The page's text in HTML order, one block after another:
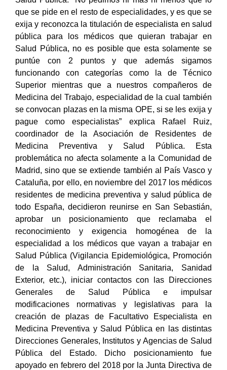
que se pide en el resto de especialidades, y es que se
exija y reconozca la titulación de especialista en salud
pública para los médicos que quieran trabajar en
Salud Pública, no es posible que esta solamente se
puntúe con 2 puntos y que además sigamos
funcionando con categorías como la de Técnico
Superior mientras que a nuestros compañeros de
Medicina del Trabajo, especialidad de la cual también
se convocan plazas en la misma OPE, si se les exija y
pague como especialistas” explica Rafael Ruiz,
coordinador de la Asociación de Residentes de
Medicina Preventiva y Salud Pública. Esta
problemática no afecta solamente a la Comunidad de
Madrid, sino que se extiende también al País Vasco y
Cataluña, por ello, en noviembre del 2017 los médicos
residentes de medicina preventiva y salud pública de
todo España, decidieron reunirse en San Sebastián,
aprobar un posicionamiento que reclamaba el
reconocimiento y exigencia homogénea de la
especialidad a los médicos que vayan a trabajar en
Salud Pública (Vigilancia Epidemiológica, Promoción
de la Salud, Administración Sanitaria, Sanidad
Exterior, etc.), iniciar contactos con las Direcciones
Generales de Salud Pública e impulsar
modificaciones normativas y legislativas para la
creación de plazas de Facultativo Especialista en
Medicina Preventiva y Salud Pública en las distintas
Direcciones Generales, Institutos y Agencias de Salud
Pública del Estado. Dicho posicionamiento fue
apoyado en febrero del 2018 por la Junta Directiva de